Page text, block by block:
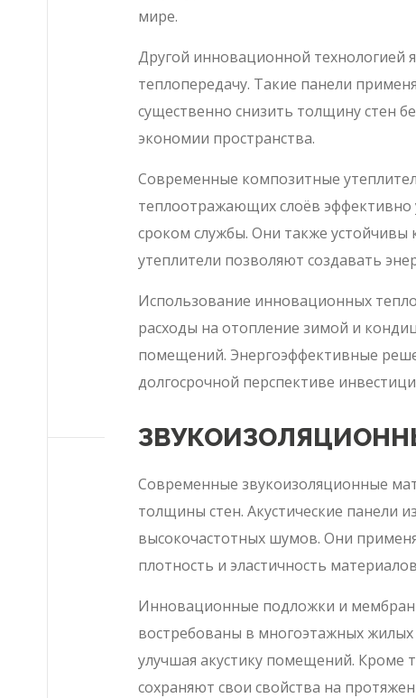
мире.
Другой инновационной технологией
теплопередачу. Такие панели
существенно снизить толщину стен
экономии пространства.
Современные композитные
теплоотражающих слоёв
сроком службы. Они также
утеплители позволяют создавать
Использование инновационных
расходы на отопление зимой и
помещений. Энергоэффективные
долгосрочной перспективе
Современные звукоизоляционные
толщины стен. Акустические панели
высокочастотных шумов. Они
плотность и эластичность
Инновационные подложки и
востребованы в многоэтажных жилых
улучшая акустику помещений. Кроме
сохраняют свои свойства на